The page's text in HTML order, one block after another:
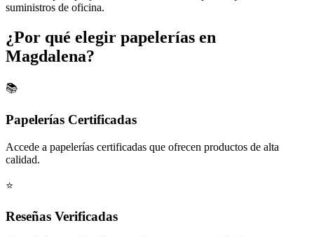
suministros de oficina.
¿Por qué elegir papelerías en
Magdalena?
📚
Papelerías Certificadas
Accede a papelerías certificadas que ofrecen productos de alta
calidad.
⭐
Reseñas Verificadas